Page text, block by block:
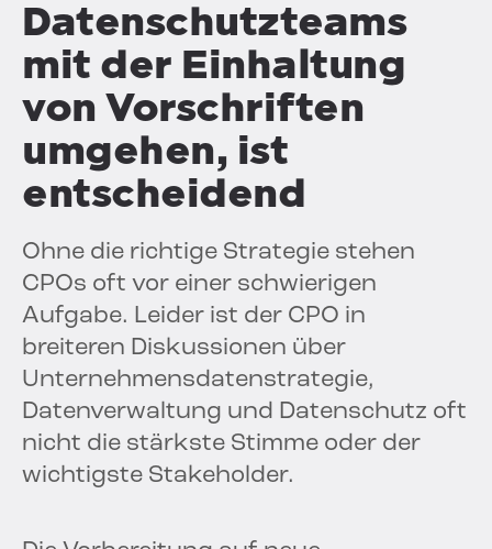
Datenschutzteams
mit der Einhaltung
von Vorschriften
umgehen, ist
entscheidend
Ohne die richtige Strategie stehen
CPOs oft vor einer schwierigen
Aufgabe. Leider ist der CPO in
breiteren Diskussionen über
Unternehmensdatenstrategie,
Datenverwaltung und Datenschutz oft
nicht die stärkste Stimme oder der
wichtigste Stakeholder.